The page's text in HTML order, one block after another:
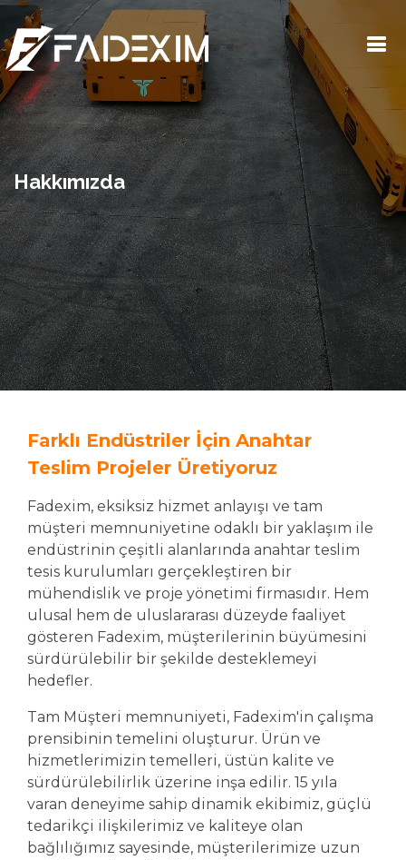
Hakkımızda
Farklı Endüstriler İçin Anahtar
Teslim Projeler Üretiyoruz
Fadexim, eksiksiz hizmet anlayışı ve tam
müşteri memnuniyetine odaklı bir yaklaşım ile
endüstrinin çeşitli alanlarında anahtar teslim
tesis kurulumları gerçekleştiren bir
mühendislik ve proje yönetimi firmasıdır. Hem
ulusal hem de uluslararası düzeyde faaliyet
gösteren Fadexim, müşterilerinin büyümesini
sürdürülebilir bir şekilde desteklemeyi
hedefler.
Tam Müşteri memnuniyeti, Fadexim'in çalışma
prensibinin temelini oluşturur. Ürün ve
hizmetlerimizin temelleri, üstün kalite ve
sürdürülebilirlik üzerine inşa edilir. 15 yıla
varan deneyime sahip dinamik ekibimiz, güçlü
tedarikçi ilişkilerimiz ve kaliteye olan
bağlılığımız sayesinde, müşterilerimize uzun